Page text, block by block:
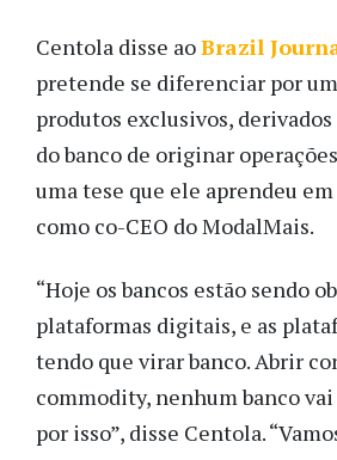
Centola disse aoBrazil
pretende se diferenciar por
produtos exclusivos, derivados
do banco de originar
uma tese que ele aprendeu em
como co-CEO do ModalMais.
“Hoje os bancos estão sendo
plataformas digitais, e as
tendo que virar banco. Abrir
commodity, nenhum banco
por isso”, disse Centola.